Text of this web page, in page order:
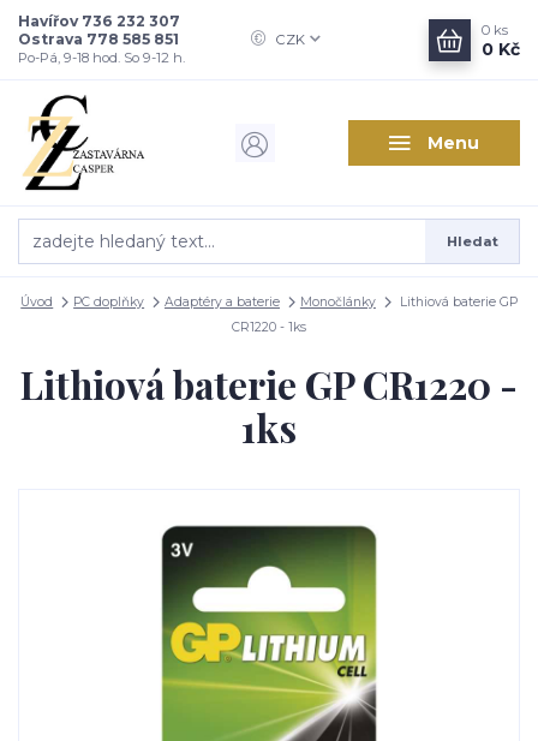
Menu
CZK
Hledat
Havířov 736 232 307
Ostrava 778 585 851
Po-Pá, 9-18 hod. So 9-12 h.
0 ks
0 Kč
Úvod PC doplňky Adaptéry a baterie Monočlánky
Lithiová baterie GP
CR1220 - 1ks
Lithiová baterie GP CR1220 -
1ks